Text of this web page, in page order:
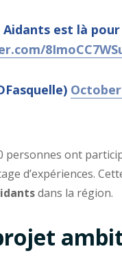
Aidants est là
October
personnes ont
d’expériences.
dans la région.